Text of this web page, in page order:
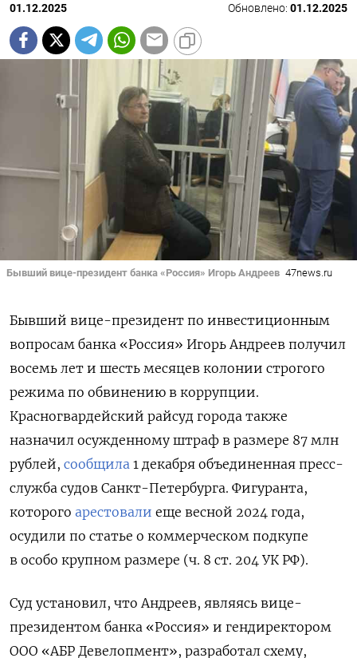
01.12.2025 Обновлено: 01.12.2025
Бывший вице-президент банка «Россия» Игорь Андреев 47news.ru
Бывший вице-президент по инвестиционным
вопросам банка «Россия» Игорь Андреев получил
восемь лет и шесть месяцев колонии строгого
режима по обвинению в коррупции.
Красногвардейский райсуд города также
назначил осужденному штраф в размере 87 млн
рублей, сообщила 1 декабря объединенная пресс-
служба судов Санкт-Петербурга. Фигуранта,
которого арестовали еще весной 2024 года,
осудили по статье о коммерческом подкупе
в особо крупном размере (ч. 8 ст. 204 УК РФ).
Суд установил, что Андреев, являясь вице-
президентом банка «Россия» и гендиректором
ООО «АБР Девелопмент», разработал схему,